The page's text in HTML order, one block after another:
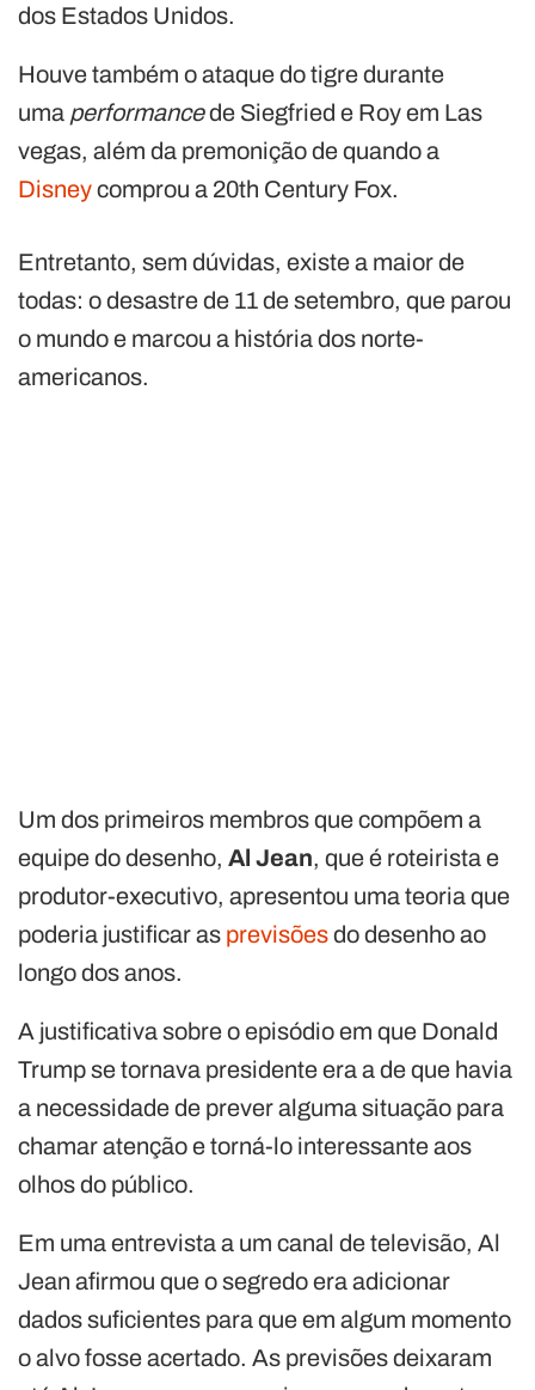
dos Estados Unidos.
Houve também o ataque do tigre durante
uma performancede Siegfried e Roy em Las
vegas, além da premonição de quando a
Disneycomprou a 20th Century Fox.
Entretanto, sem dúvidas, existe a maior de
todas: o desastre de 11 de setembro, que parou
o mundo e marcou a história dos norte-
americanos.
Um dos primeiros membros que compõem a
equipe do desenho, Al Jean, que é roteirista e
produtor-executivo, apresentou uma teoria que
poderia justificar as previsõesdo desenho ao
longo dos anos.
A justificativa sobre o episódio em que Donald
Trump se tornava presidente era a de que havia
a necessidade de prever alguma situação para
chamar atenção e torná-lo interessante aos
olhos do público.
Em uma entrevista a um canal de televisão, Al
Jean afirmou que o segredo era adicionar
dados suficientes para que em algum momento
o alvo fosse acertado. As previsões deixaram